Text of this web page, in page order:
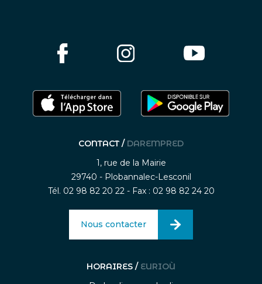
CONTACT / DAREMPRED
1, rue de la Mairie
29740 - Plobannalec-Lesconil
Tél. 02 98 82 20 22 - Fax : 02 98 82 24 20
Nous contacter
HORAIRES / EURIOÙ